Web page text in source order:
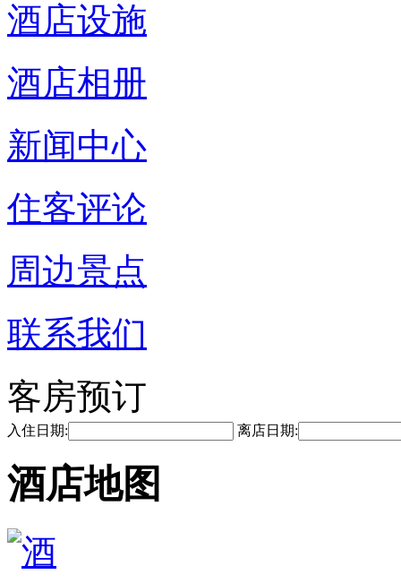
酒店设施
酒店相册
新闻中心
住客评论
周边景点
联系我们
客房预订
入住日期: 离店日期:
酒店地图